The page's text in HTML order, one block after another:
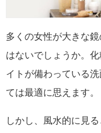
多くの女性が大きな
はないでしょうか。
イトが備わっている
ては最適に思えます。
しかし、風水的に見